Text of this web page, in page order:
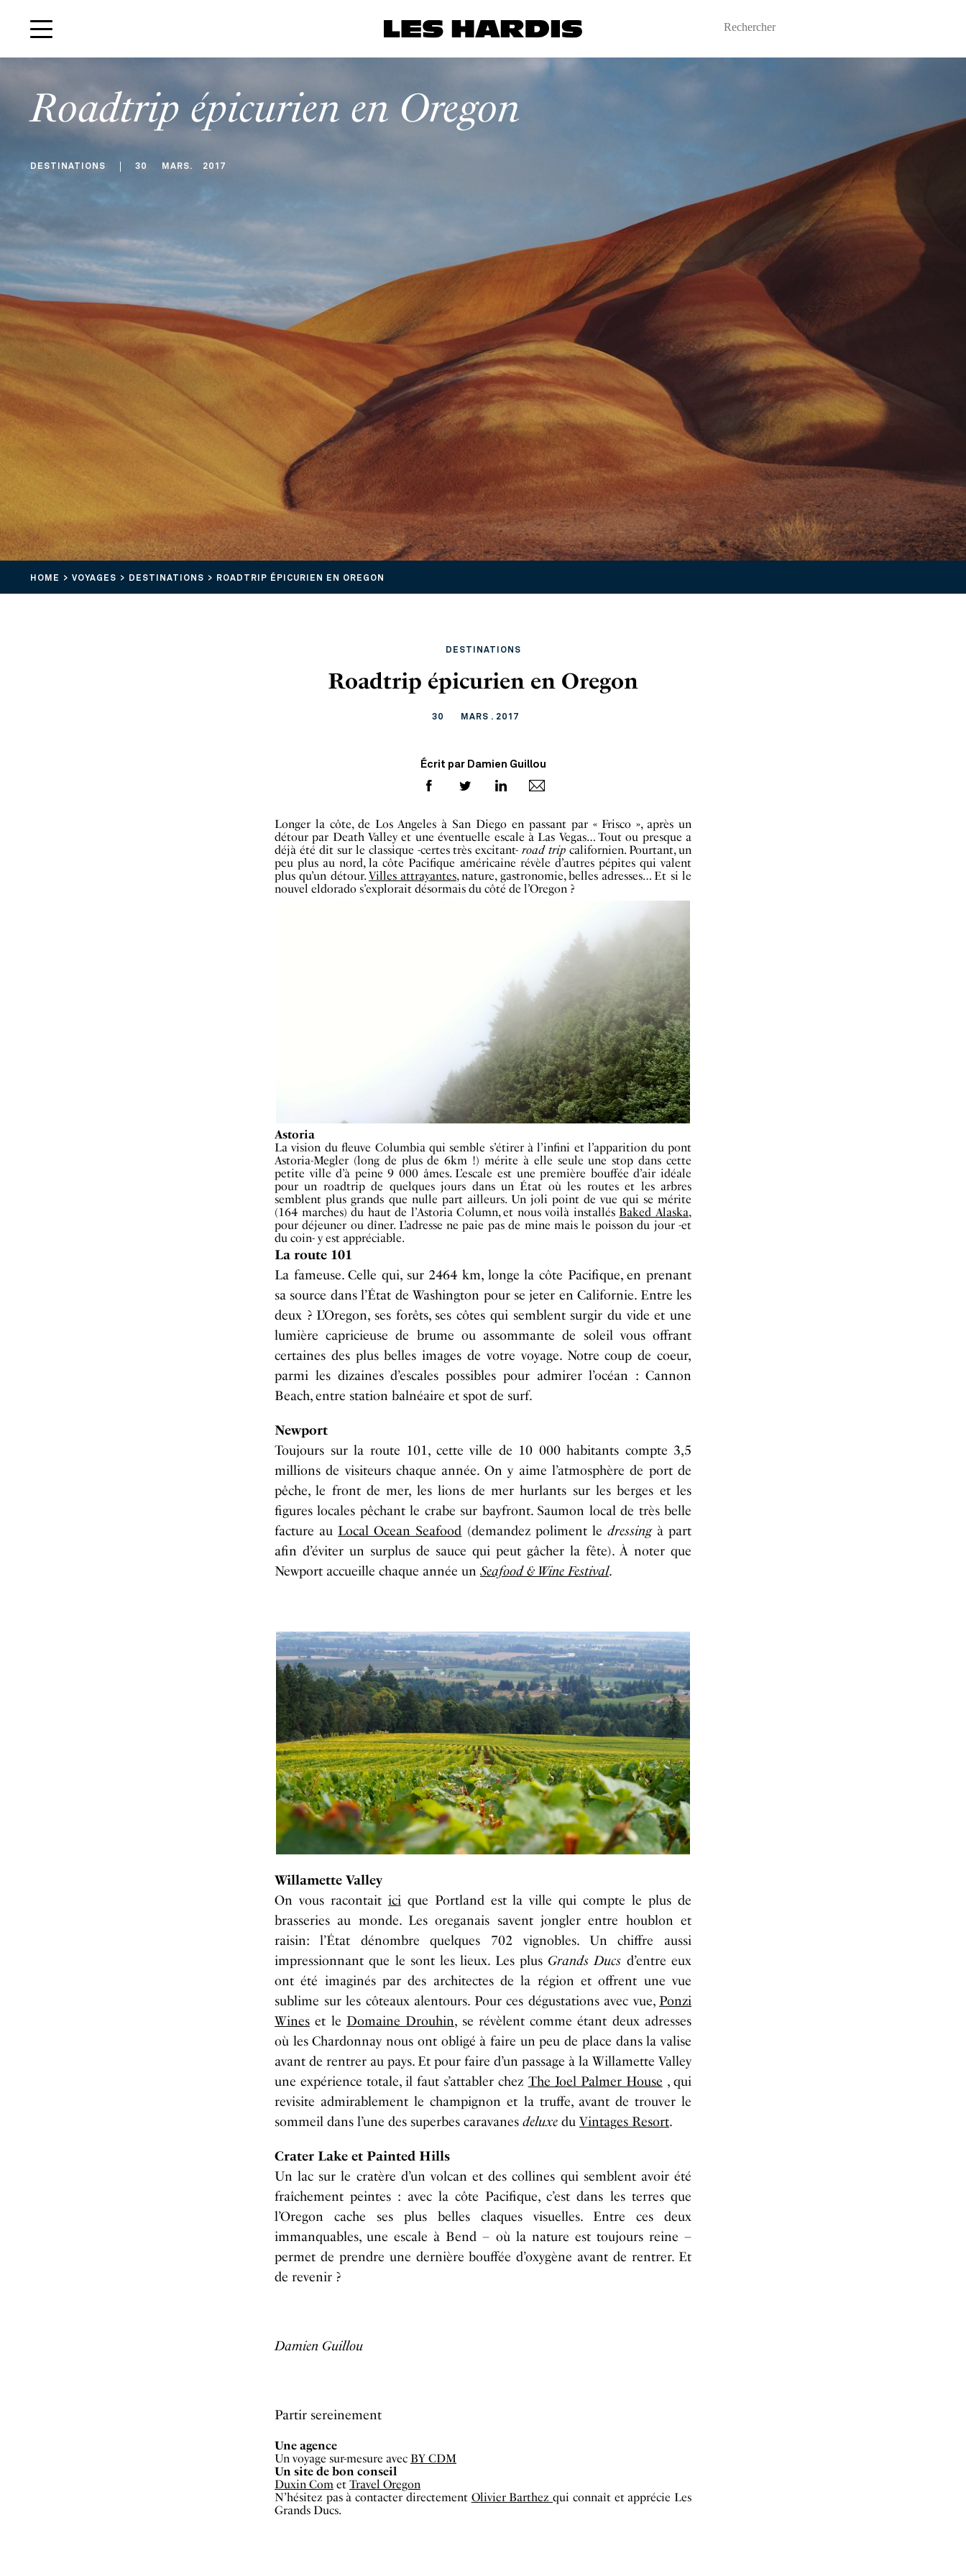
Roadtrip épicurien en Oregon
DESTINATIONS 30 MARS. 2017
HOME VOYAGES DESTINATIONS ROADTRIP ÉPICURIEN EN OREGON
DESTINATIONS
Roadtrip épicurien en Oregon
30 MARS . 2017
Écrit par Damien Guillou
Longer la côte, de Los Angeles à San Diego en passant par « Frisco », après un
détour par Death Valley et une éventuelle escale à Las Vegas… Tout ou presque a
déjà été dit sur le classique -certes très excitant-road trip californien. Pourtant, un
peu plus au nord, la côte Pacifique américaine révèle d’autres pépites qui valent
plus qu’un détour. Villes attrayantes, nature, gastronomie, belles adresses… Et si le
nouvel eldorado s’explorait désormais du côté de l’Oregon ?
Astoria
La vision du fleuve Columbia qui semble s’étirer à l’infini et l’apparition du pont
Astoria-Megler (long de plus de 6km !) mérite à elle seule une stop dans cette
petite ville d’à peine 9 000 âmes. L’escale est une première bouffée d’air idéale
pour un roadtrip de quelques jours dans un État où les routes et les arbres
semblent plus grands que nulle part ailleurs. Un joli point de vue qui se mérite
(164 marches) du haut de l’Astoria Column, et nous voilà installés Baked Alaska,
pour déjeuner ou dîner. L’adresse ne paie pas de mine mais le poisson du jour -et
du coin- y est appréciable.
La route 101
La fameuse. Celle qui, sur 2464 km, longe la côte Pacifique, en prenant
sa source dans l’État de Washington pour se jeter en Californie. Entre les
deux ? L’Oregon, ses forêts, ses côtes qui semblent surgir du vide et une
lumière capricieuse de brume ou assommante de soleil vous offrant
certaines des plus belles images de votre voyage. Notre coup de coeur,
parmi les dizaines d’escales possibles pour admirer l’océan : Cannon
Beach, entre station balnéaire et spot de surf.
Newport
Toujours sur la route 101, cette ville de 10 000 habitants compte 3,5
millions de visiteurs chaque année. On y aime l’atmosphère de port de
pêche, le front de mer, les lions de mer hurlants sur les berges et les
figures locales pêchant le crabe sur bayfront. Saumon local de très belle
facture au Local Ocean Seafood (demandez poliment le dressingà part
afin d’éviter un surplus de sauce qui peut gâcher la fête). À noter que
Newport accueille chaque année un Seafood & Wine Festival.
Willamette Valley
On vous racontait icique Portland est la ville qui compte le plus de
brasseries au monde. Les oreganais savent jongler entre houblon et
raisin: l’État dénombre quelques 702 vignobles. Un chiffre aussi
impressionnant que le sont les lieux. Les plus Grands Ducs d’entre eux
ont été imaginés par des architectes de la région et offrent une vue
sublime sur les côteaux alentours. Pour ces dégustations avec vue, Ponzi
Wines et le Domaine Drouhin, se révèlent comme étant deux adresses
où les Chardonnay nous ont obligé à faire un peu de place dans la valise
avant de rentrer au pays. Et pour faire d’un passage à la Willamette Valley
une expérience totale, il faut s’attabler chez The Joel Palmer House , qui
revisite admirablement le champignon et la truffe, avant de trouver le
sommeil dans l’une des superbes caravanes deluxe du Vintages Resort.
Crater Lake et Painted Hills
Un lac sur le cratère d’un volcan et des collines qui semblent avoir été
fraîchement peintes : avec la côte Pacifique, c’est dans les terres que
l’Oregon cache ses plus belles claques visuelles. Entre ces deux
immanquables, une escale à Bend – où la nature est toujours reine –
permet de prendre une dernière bouffée d’oxygène avant de rentrer. Et
de revenir ?
Damien Guillou
Partir sereinement
Une agence
Un voyage sur-mesure avec BY CDM
Un site de bon conseil
Duxin Com et Travel Oregon
N’hésitez pas à contacter directement Olivier Barthezqui connaît et apprécie Les
Grands Ducs.